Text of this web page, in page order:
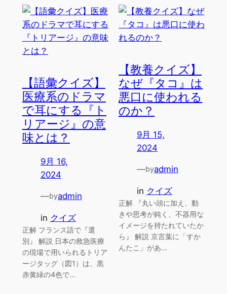
【語彙クイズ】
医療系のドラマ
で耳にする『ト
リアージ』の意
味とは？
9月 16,
2024
—byadmin
in クイズ
正解 フランス語で『選
別』 解説 日本の救急医療
の現場で用いられるトリア
ージタッグ（図1）は、黒
赤黄緑の4色で…
【教養クイズ】
なぜ『タコ』は
悪口に使われる
のか？
9月 15,
2024
—byadmin
in クイズ
正解 『丸い頭に加え、動
きや思考が鈍く、不器用な
イメージを持たれていたか
ら』 解説 京言葉に「すか
んたこ」があ…